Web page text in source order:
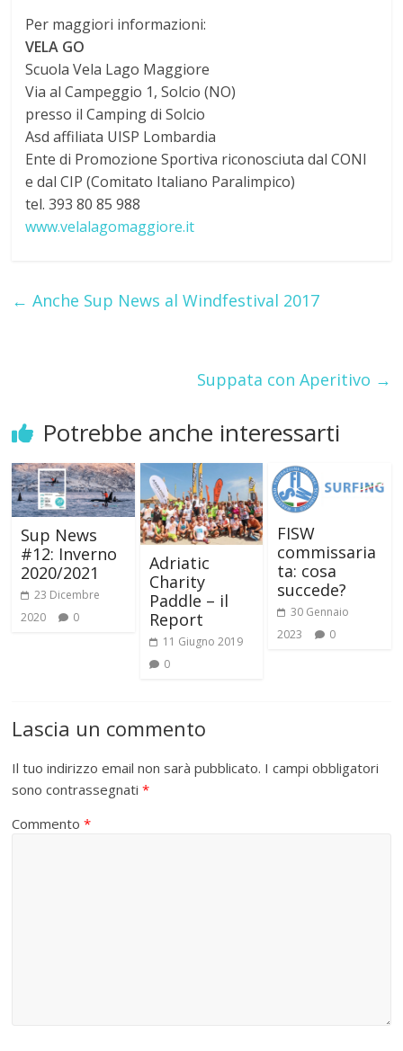
Per maggiori informazioni:
VELA GO
Scuola Vela Lago Maggiore
Via al Campeggio 1, Solcio (NO)
presso il Camping di Solcio
Asd affiliata UISP Lombardia
Ente di Promozione Sportiva riconosciuta dal CONI
e dal CIP (Comitato Italiano Paralimpico)
tel. 393 80 85 988
www.velalagomaggiore.it
← Anche Sup News al Windfestival 2017
Suppata con Aperitivo →
Potrebbe anche interessarti
Sup News
#12: Inverno
2020/2021
23 Dicembre
2020
0
Adriatic
Charity
Paddle – il
Report
11 Giugno 2019
0
FISW
commissaria
ta: cosa
succede?
30 Gennaio
2023
0
Lascia un commento
Il tuo indirizzo email non sarà pubblicato. I campi obbligatori
sono contrassegnati*
Commento*